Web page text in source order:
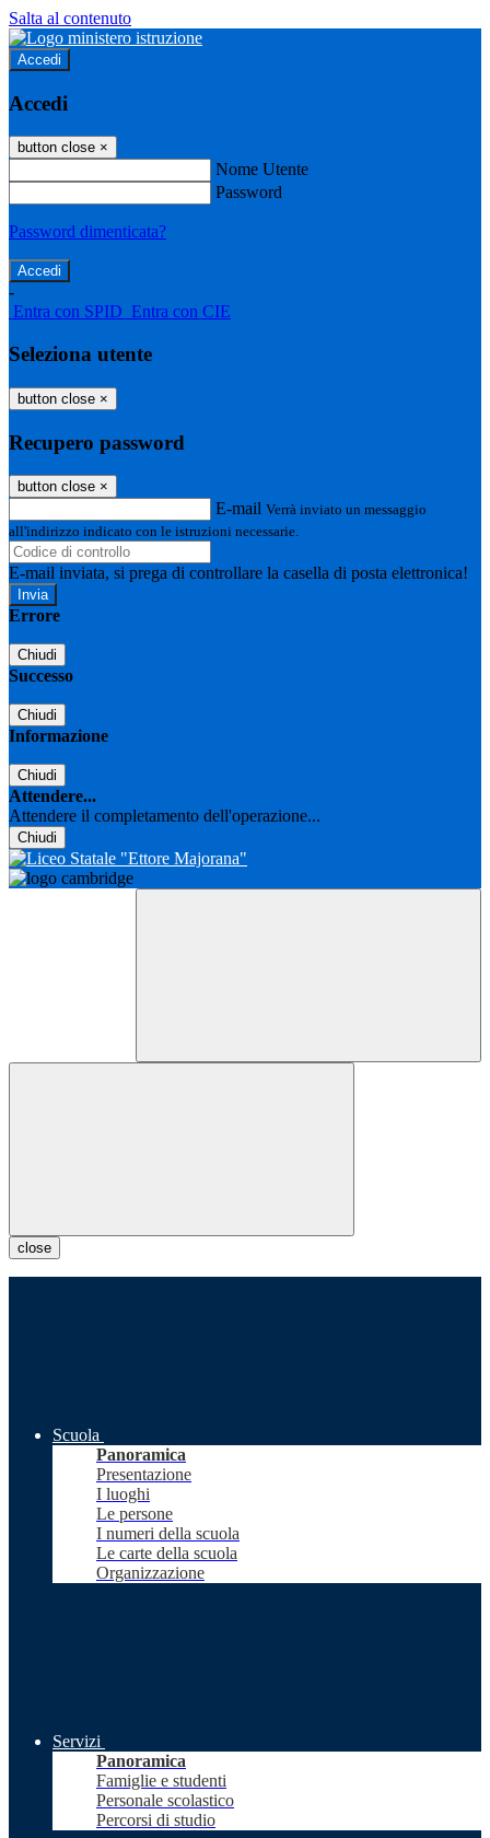
Salta al contenuto
Accedi
Accedi
button close ×
Nome Utente
Password
Password dimenticata?
-
Entra con SPID Entra con CIE
Seleziona utente
button close ×
Recupero password
button close ×
E-mail Verrà inviato un messaggio
all'indirizzo indicato con le istruzioni necessarie.
E-mail inviata, si prega di controllare la casella di posta elettronica!
Errore
Chiudi
Successo
Chiudi
Informazione
Chiudi
Attendere...
Attendere il completamento dell'operazione...
Chiudi
close
Scuola
Panoramica
Presentazione
I luoghi
Le persone
I numeri della scuola
Le carte della scuola
Organizzazione
Servizi
Panoramica
Famiglie e studenti
Personale scolastico
Percorsi di studio